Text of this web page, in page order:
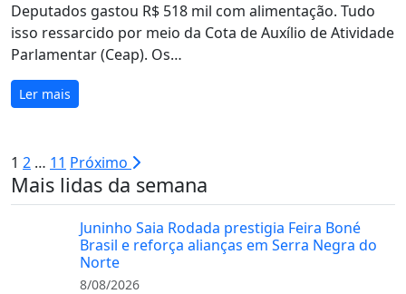
Deputados gastou R$ 518 mil com alimentação. Tudo
isso ressarcido por meio da Cota de Auxílio de Atividade
Parlamentar (Ceap). Os…
Ler mais
Paginação
de
1 2 … 11 Próximo
Mais lidas da semana
Juninho Saia Rodada prestigia Feira Boné
Brasil e reforça alianças em Serra Negra do
Norte
8/08/2026